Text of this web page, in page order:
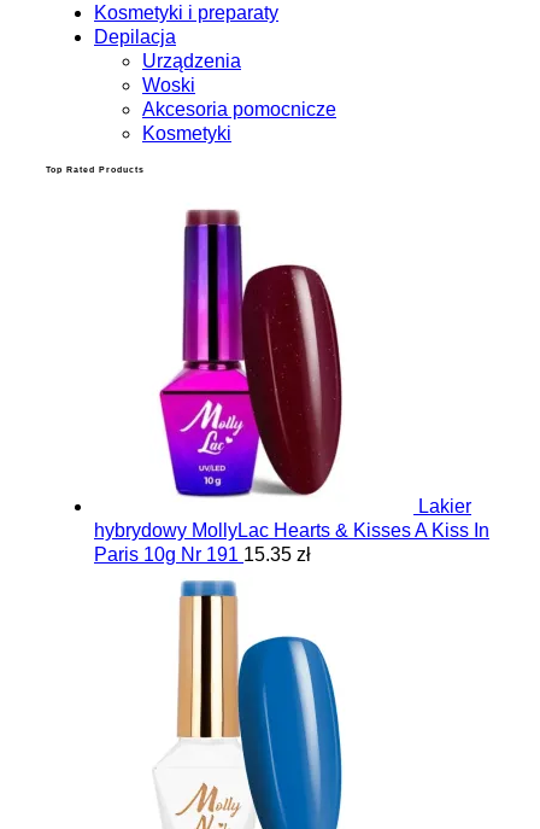
Kosmetyki i preparaty
Depilacja
Urządzenia
Woski
Akcesoria pomocnicze
Kosmetyki
Top Rated Products
Lakier
hybrydowy MollyLac Hearts & Kisses A Kiss In
Paris 10g Nr 191 15.35 zł